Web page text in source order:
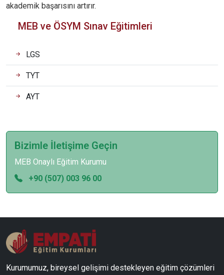
akademik başarısını artırır.
MEB ve ÖSYM Sınav Eğitimleri
LGS
TYT
AYT
Bizimle İletişime Geçin
MEB Onaylı Eğitim Kurumu
+90 (507) 003 96 00
Kurumumuz, bireysel gelişimi destekleyen eğitim çözümleri